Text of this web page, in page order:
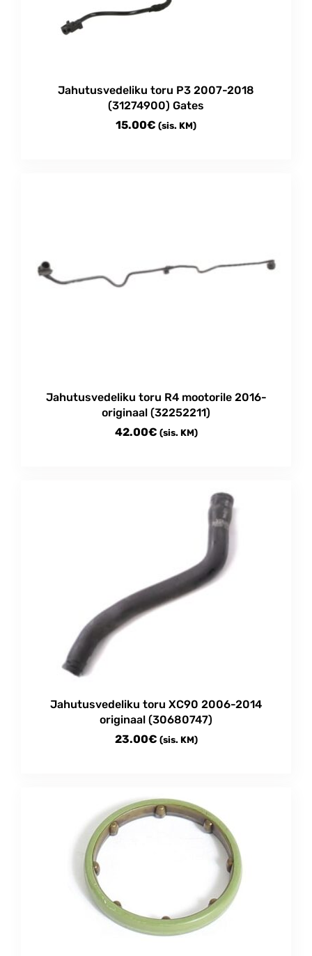
Jahutusvedeliku toru P3 2007-2018
(31274900) Gates
15.00€ (sis. KM)
Jahutusvedeliku toru R4 mootorile 2016-
originaal (32252211)
42.00€ (sis. KM)
Jahutusvedeliku toru XC90 2006-2014
originaal (30680747)
23.00€ (sis. KM)